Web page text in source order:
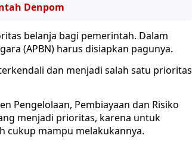
Denpom
belanja bagi pemerintah. Dalam
(APBN) harus disiapkan pagunya.
dan menjadi salah satu prioritas
Pengelolaan, Pembiayaan dan Risiko
menjadi prioritas, karena untuk
cukup mampu melakukannya.